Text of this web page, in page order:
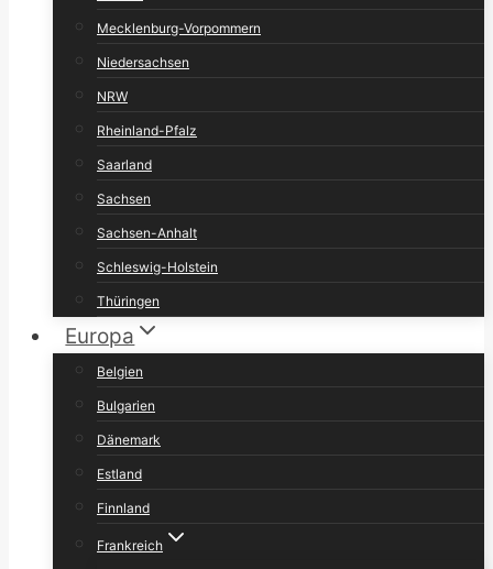
Mecklenburg-Vorpommern
Niedersachsen
NRW
Rheinland-Pfalz
Saarland
Sachsen
Sachsen-Anhalt
Schleswig-Holstein
Thüringen
Europa
Belgien
Bulgarien
Dänemark
Estland
Finnland
Frankreich